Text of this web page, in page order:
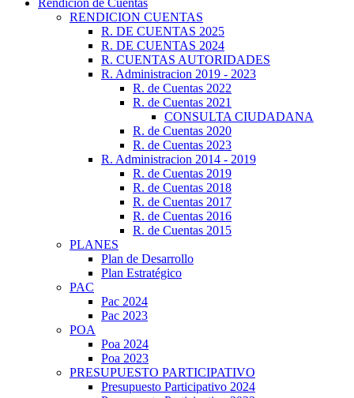
Rendición de Cuentas
RENDICION CUENTAS
R. DE CUENTAS 2025
R. DE CUENTAS 2024
R. CUENTAS AUTORIDADES
R. Administracion 2019 - 2023
R. de Cuentas 2022
R. de Cuentas 2021
CONSULTA CIUDADANA
R. de Cuentas 2020
R. de Cuentas 2023
R. Administracion 2014 - 2019
R. de Cuentas 2019
R. de Cuentas 2018
R. de Cuentas 2017
R. de Cuentas 2016
R. de Cuentas 2015
PLANES
Plan de Desarrollo
Plan Estratégico
PAC
Pac 2024
Pac 2023
POA
Poa 2024
Poa 2023
PRESUPUESTO PARTICIPATIVO
Presupuesto Participativo 2024